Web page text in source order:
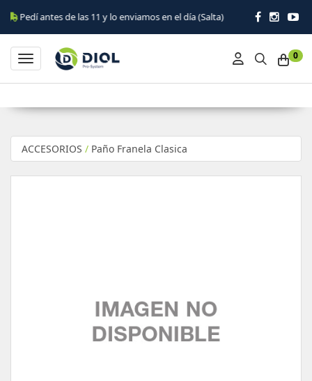
antes de las 11 y lo enviamos en el día (Salta)
0
Toggle navigation
ACCESORIOS / Paño Franela Clasica